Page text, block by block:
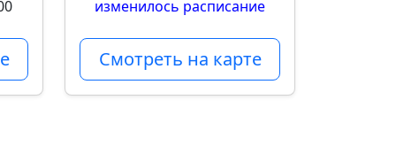
изменилось расписание
Смотреть на карте